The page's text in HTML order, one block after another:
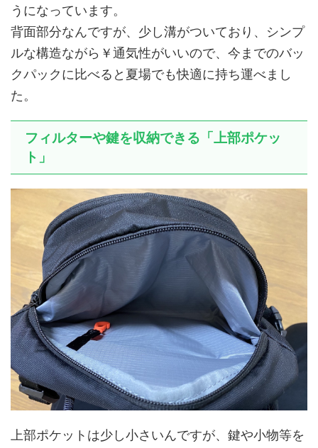
うになっています。
背面部分なんですが、少し溝がついており、シンプ
ルな構造ながら￥通気性がいいので、今までのバッ
クパックに比べると夏場でも快適に持ち運べまし
た。
フィルターや鍵を収納できる「上部ポケッ
ト」
上部ポケットは少し小さいんですが、鍵や小物等を